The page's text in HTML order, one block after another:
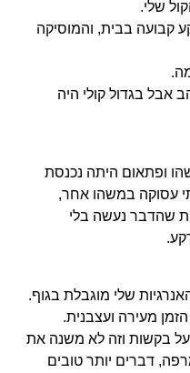
שלי.
קבועה בבית, והמוסיקה
אבל בגדול קולי היה
ופתאום היתה נכנסת
עסוקה במשהו אחר,
שהדבר נעשה בלי
על בקשות וזה לא משנה את
דברים יותר טובים